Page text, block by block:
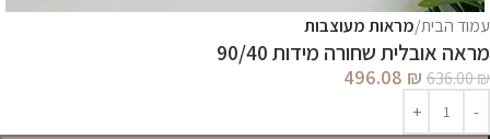
עמוד הבית מראות מעוצבות
מראה אובלית שחורה מידות 90/40
636.00₪
496.08 ₪